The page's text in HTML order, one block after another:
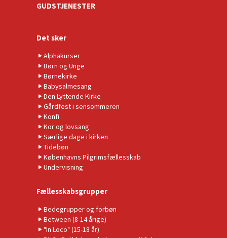
GUDSTJENESTER
Det sker
Alphakurser
Børn og Unge
Børnekirke
Babysalmesang
Den Lyttende Kirke
Gårdfest i sensommeren
Konfi
Kor og lovsang
Særlige dage i kirken
Tidebøn
Københavns Pilgrimsfællesskab
Undervisning
Fællesskabsgrupper
Bedegrupper og forbøn
Between (8-14 årige)
"In Loco" (15-18 år)